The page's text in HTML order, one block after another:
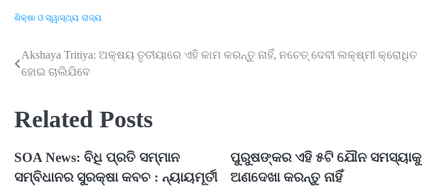
ଶିକ୍ଷା ଓ ସ୍ୱାସ୍ଥ୍ୟ ରାଜ୍ୟ
Post
Akshaya Tritiya: ଅକ୍ଷୟ ତୃତୀୟାରେ ଏହି କାମ କରନ୍ତୁ ନାହିଁ, ନଚେତ୍ ଦେବୀ ଲକ୍ଷ୍ମୀ କ୍ରୋଧିତ
ହୋଇ ଚାଲିଯିବେ
Related Posts
SOA News: ବିଧି ପ୍ରତି ସମ୍ମାନ
ସମ୍ବିଧାନର ସୁରକ୍ଷା କବଚ : ନ୍ୟାୟମୂର୍ତୀ
ପୁରୁଷଙ୍କର ଏହି ୫ଟି ଯୌନ ସମସ୍ୟାକୁ
ଅଣଦେଖା କରନ୍ତୁ ନାହିଁ